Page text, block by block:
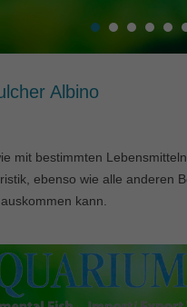
Albino
mit bestimmten
ebenso wie alle anderen
kann.